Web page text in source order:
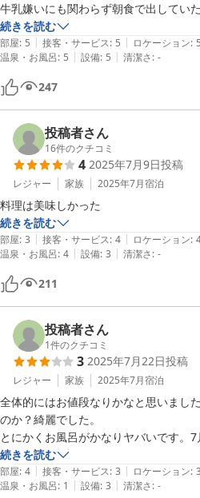
牛乳嫌いにも関わらず朝食で出してい
す。
町自体も居心地が良く漁業で潤ってい
した静かな町で、散歩途中に立派な家
軒一軒がとても大きくて驚きました）。
部屋に町の案内が置いてあり、この案
感が深まりました。
その案内に出てくるホテルそばの公園
か一周10Kmぐらいあるようで・・入
続きを読む
部屋: 5 | 接客・サービス: 5 | ロケーション: 5
温泉・お風呂: 5 | 設備: 5 | 清潔さ: -
247
投稿者さん
16件のクチコミ
4 2025年7月9日投稿
レジャー 家族 2025年7月宿泊
料理は美味しかった
続きを読む
部屋: 3 | 接客・サービス: 4 | ロケーション:
温泉・お風呂: 4 | 設備: 3 | 清潔さ: -
211
投稿者さん
1件のクチコミ
3 2025年7月22日投稿
レジャー 家族 2025年7月宿泊
全体的にはお値段なりかなと思いまし
のか？綺麗でした。
とにかくお風呂がかなりヤバいです。
もですが、脱衣所がめちゃくちゃ暑い
早々に出ました。しかも湯船は入れな
ィソープやシャンプーの数が、洗い場
続きを読む
部屋: 4 | 接客・サービス: 3 | ロケーション: 3
温泉・お風呂: 1 | 設備: 3 | 清潔さ: -